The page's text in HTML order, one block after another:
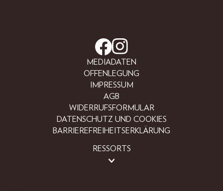
MEDIADATEN
OFFENLEGUNG
IMPRESSUM
AGB
WIDERRUFSFORMULAR
DATENSCHUTZ UND COOKIES
BARRIEREFREIHEITSERKLÄRUNG
RESSORTS